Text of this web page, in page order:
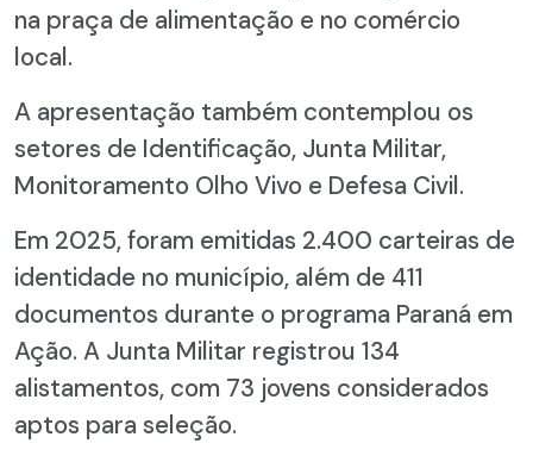
na praça de alimentação e no comércio
local.
A apresentação também contemplou os
setores de Identificação, Junta Militar,
Monitoramento Olho Vivo e Defesa Civil.
Em 2025, foram emitidas 2.400 carteiras de
identidade no município, além de 411
documentos durante o programa Paraná em
Ação. A Junta Militar registrou 134
alistamentos, com 73 jovens considerados
aptos para seleção.